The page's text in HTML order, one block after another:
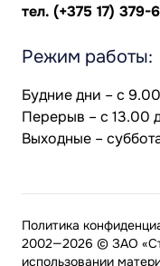
тел. (+375 17) 379-
Режим работы:
Будние дни – с
Перерыв – с 13.00
Выходные –
2002—2026 © ЗАО
использовании
Политика